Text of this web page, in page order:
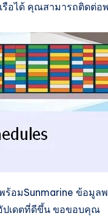
รือได้ คุณสามารถติดต่อ
พร้อมSunmarine ข้อมู
ปเดตที่ดีขึ้น ขอขอบคุณ